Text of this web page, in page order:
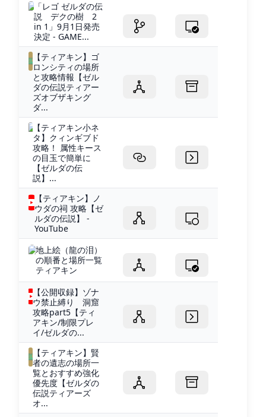
「レゴ ゼルダの伝
説 デクの樹 2
in 1」9月1日発売
決定 - GAME...
【ティアキン】ゴ
ロンシティの場所
と攻略情報【ゼル
ダの伝説ティアー
ズオブザキング
ダ...
【ティアキン小ネ
タ】クィンギブド
攻略！ 属性キース
の目玉で簡単に
【ゼルダの伝
説】...
【ティアキン】ノ
ウダの祠 攻略【ゼ
ルダの伝説】 -
YouTube
地上絵（龍の泪）
の順番と場所一覧
ティアキン
【公開収録】ゾナ
ウ禁止縛り 洞窟
攻略part5【ティ
アキン/制限プレ
イ/ゼルダの...
【ティアキン】賢
者の遺志の場所一
覧とおすすめ強化
優先度【ゼルダの
伝説ティアーズ
オ...